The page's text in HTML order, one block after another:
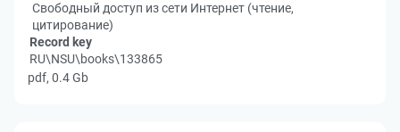
Свободный доступ из сети Интернет (чтение,
цитирование)
Record key
RU\NSU\books\133865
pdf, 0.4 Gb